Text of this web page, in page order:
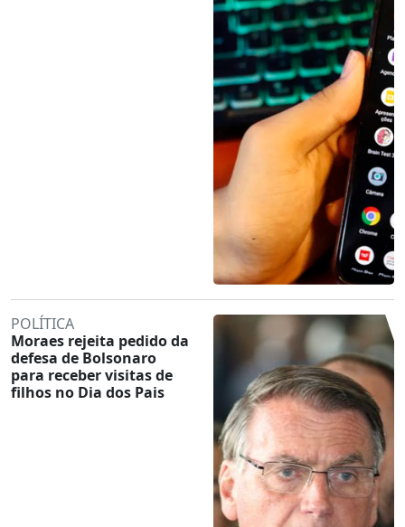
POLÍTICA
Moraes rejeita pedido da
defesa de Bolsonaro
para receber visitas de
filhos no Dia dos Pais